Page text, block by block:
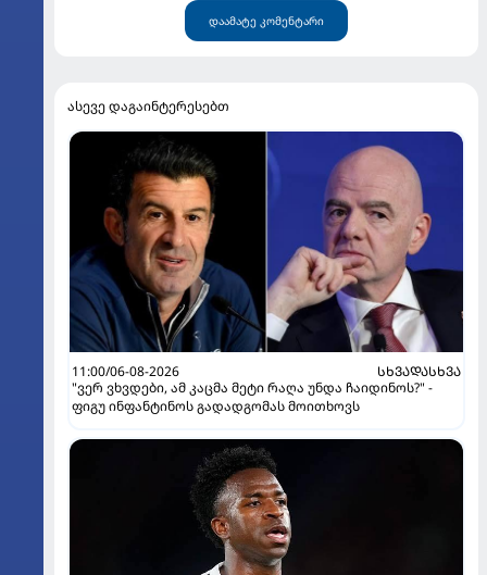
დაამატე კომენტარი
ასევე დაგაინტერესებთ
11:00/06-08-2026
ᲡᲮᲕᲐᲓᲐᲡᲮᲕᲐ
"ვერ ვხვდები, ამ კაცმა მეტი რაღა უნდა ჩაიდინოს?" -
ფიგუ ინფანტინოს გადადგომას მოითხოვს